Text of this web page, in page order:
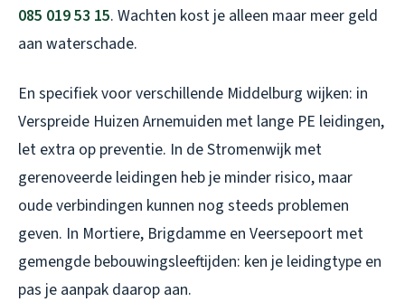
085 019 53 15. Wachten kost je alleen maar meer geld
aan waterschade.
En specifiek voor verschillende Middelburg wijken: in
Verspreide Huizen Arnemuiden met lange PE leidingen,
let extra op preventie. In de Stromenwijk met
gerenoveerde leidingen heb je minder risico, maar
oude verbindingen kunnen nog steeds problemen
geven. In Mortiere, Brigdamme en Veersepoort met
gemengde bebouwingsleeftijden: ken je leidingtype en
pas je aanpak daarop aan.